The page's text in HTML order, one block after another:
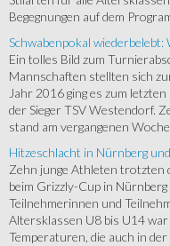
Begegnungen auf dem
Schwabenpokal
Ein tolles Bild zum
Mannschaften stellten sich
Jahr 2016 ging es zum
der Sieger TSV Westendorf.
stand am vergangenen
Hitzeschlacht in Nürnberg
Zehn junge Athleten trotzten
beim Grizzly-Cup in
Teilnehmerinnen und
Altersklassen U8 bis U14
Temperaturen, die auch in